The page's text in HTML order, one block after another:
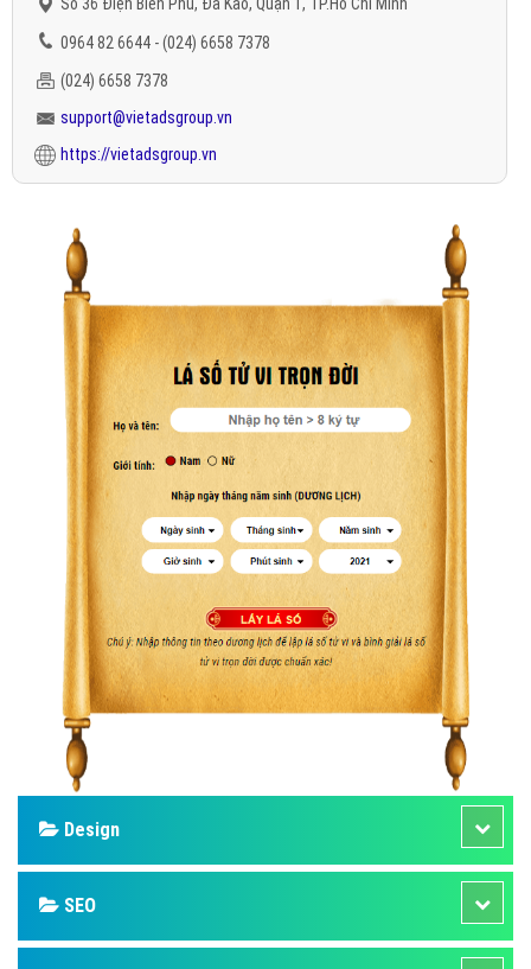
0964 82 6644 - (024) 6658 7378
(024) 6658 7378
support@vietadsgroup.vn
https://vietadsgroup.vn
Design
SEO